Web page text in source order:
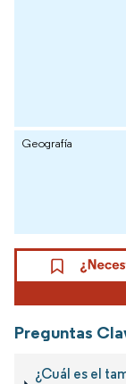
Geografía
Preguntas
¿Cuál es el